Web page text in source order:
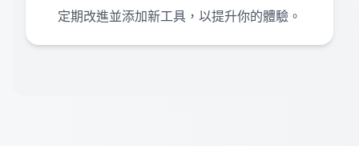
定期改進並添加新工具，以提升你的體驗。